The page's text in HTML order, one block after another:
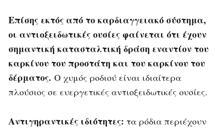
Επίσης εκτός από το καρδιαγγειακό σύστημα,
οι αντιοξειδωτικές ουσίες φαίνεται ότι έχουν
σημαντική κατασταλτική δράση εναντίον του
καρκίνου του προστάτη και του καρκίνου του
δέρματος. Ο χυμός ροδιού είναι ιδιαίτερα
πλούσιος σε ευεργετικές αντιοξειδωτικές ουσίες.
Αντιγηραντικές ιδιότητες: τα ρόδια περιέχουν